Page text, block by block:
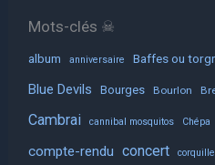
Mots-clés ☠
album anniversaire Baffes ou
Blue Devils Bourges Bourlon
Cambrai cannibal mosquitos Chépa
compte-rendu concert